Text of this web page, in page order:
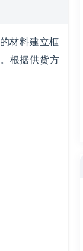
材料建立框
根据供货方